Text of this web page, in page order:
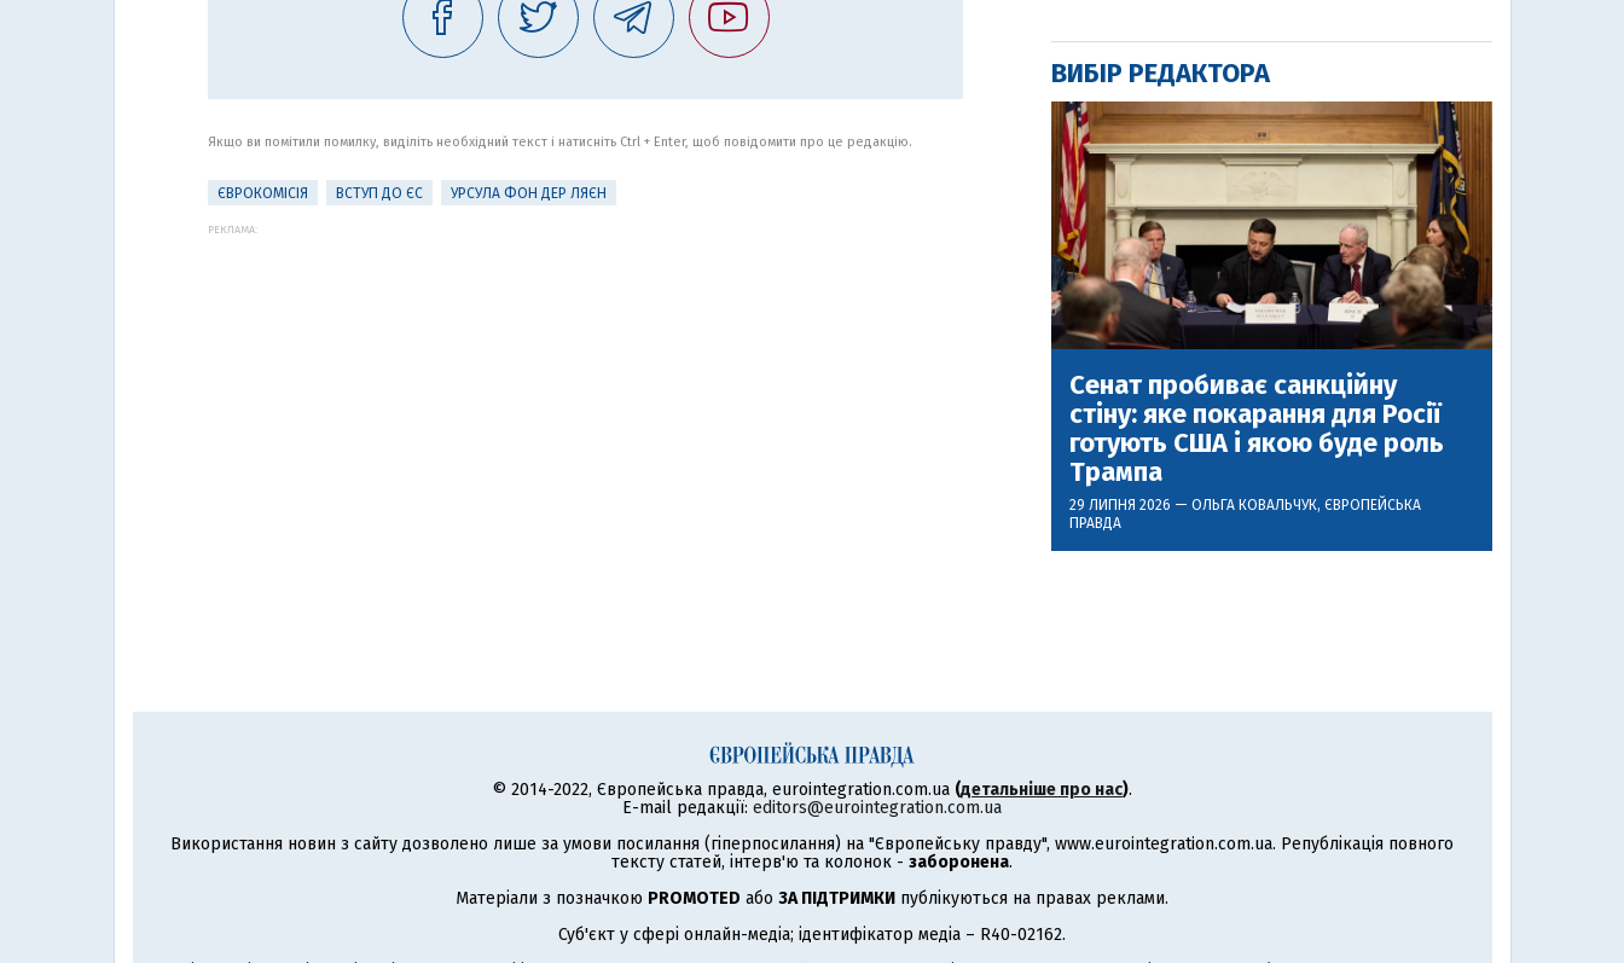
Якщо ви помітили помилку, виділіть необхідний текст і натисніть Ctrl + Enter, щоб повідомити про це редакцію.
ЄВРОКОМІСІЯ ВСТУП ДО ЄС УРСУЛА ФОН ДЕР ЛЯЄН
РЕКЛАМА:
ВИБІР РЕДАКТОРА
Сенат пробиває санкційну
стіну: яке покарання для Росії
готують США і якою буде роль
Трампа
29 ЛИПНЯ 2026 — ОЛЬГА КОВАЛЬЧУК, ЄВРОПЕЙСЬКА
ПРАВДА
© 2014-2022, Європейська правда, eurointegration.com.ua (детальніше про нас).
E-mail редакції: editors@eurointegration.com.ua
Використання новин з сайту дозволено лише за умови посилання (гіперпосилання) на "Європейську правду", www.eurointegration.com.ua. Републікація повного
тексту статей, інтерв'ю та колонок - заборонена.
Матеріали з позначкою PROMOTED або ЗА ПІДТРИМКИ публікуються на правах реклами.
Суб'єкт у сфері онлайн-медіа; ідентифікатор медіа – R40-02162.